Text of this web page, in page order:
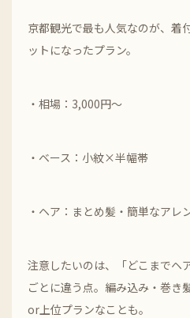
京都観光で最も人気なのが、着
ットになったプラン。
・相場：3,000円～
・ベース：小紋×半幅帯
・ヘア：まとめ髪・簡単なアレ
注意したいのは、「どこまでヘ
ごとに違う点。編み込み・巻き
or上位プランなことも。